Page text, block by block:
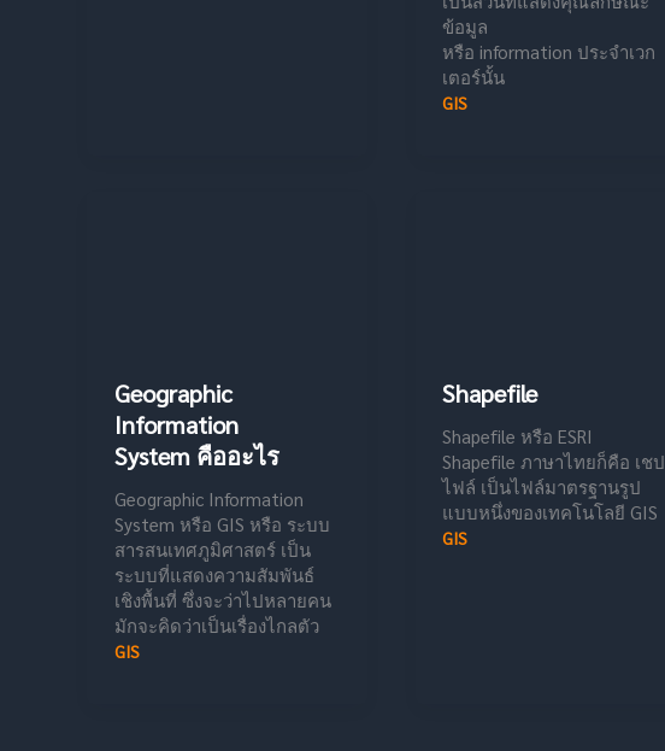
ข้อมูล
หรือ information ประจำเวก
เตอร์นั้น
GIS
Geographic
Information
System คืออะไร
Geographic Information
System หรือ GIS หรือ ระบบ
สารสนเทศภูมิศาสตร์ เป็น
ระบบที่แสดงความสัมพันธ์
เชิงพื้นที่ ซึ่งจะว่าไปหลายคน
มักจะคิดว่าเป็นเรื่องไกลตัว
GIS
Shapefile
Shapefile หรือ ESRI
Shapefile ภาษาไทยก็คือ เชป
ไฟล์ เป็นไฟล์มาตรฐานรูป
แบบหนึ่งของเทคโนโลยี GIS
GIS